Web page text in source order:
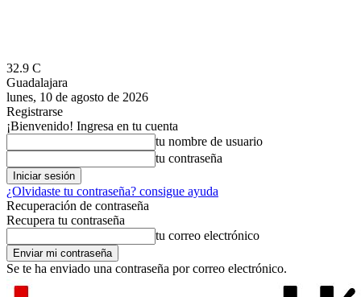
32.9 C
Guadalajara
lunes, 10 de agosto de 2026
Registrarse
¡Bienvenido! Ingresa en tu cuenta
tu nombre de usuario
tu contraseña
¿Olvidaste tu contraseña? consigue ayuda
Recuperación de contraseña
Recupera tu contraseña
tu correo electrónico
Se te ha enviado una contraseña por correo electrónico.